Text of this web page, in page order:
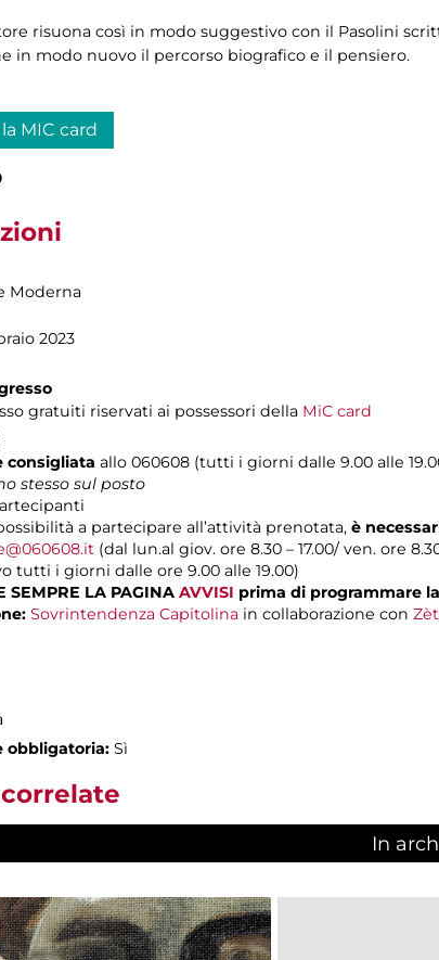
risuona così in modo suggestivo con il Pasolini
in modo nuovo il percorso biografico e il pensiero.
MIC card
Moderna
2023
gratuiti riservati ai possessori della MiC card
consigliata allo 060608 (tutti i giorni dalle 9.00 alle
stesso sul posto
a partecipare all’attività prenotata, è
(dal lun.al giov. ore 8.30 – 17.00/ ven. ore
tutti i giorni dalle ore 9.00 alle 19.00)
SEMPRE LA PAGINA AVVISI prima di programmare
Sovrintendenza Capitolina in collaborazione con
obbligatoria: Sì
In